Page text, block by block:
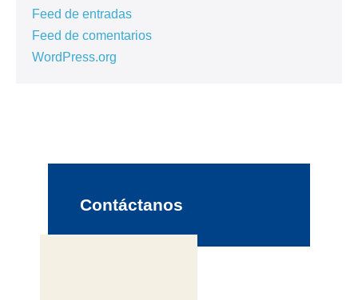
Feed de entradas
Feed de comentarios
WordPress.org
Contáctanos